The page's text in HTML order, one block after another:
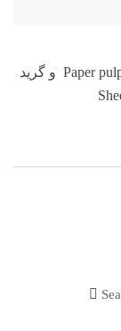
تامین بهترین کاغذ خمیر مالی با خلوص 100% Paper pulp و گرید